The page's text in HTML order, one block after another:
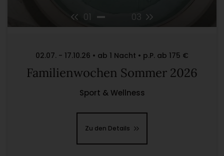
01 03
02.07. - 17.10.26 • ab 1 Nacht • p.P. ab 175 €
Familienwochen Sommer 2026
Sport & Wellness
Zu den Details